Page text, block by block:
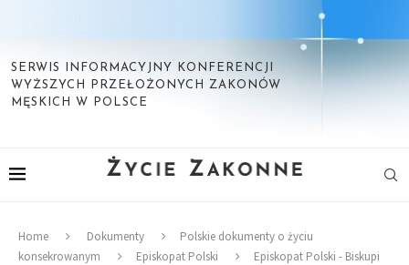
SERWIS INFORMACYJNY KONFERENCJI
WYŻSZYCH PRZEŁOŻONYCH ZAKONÓW
MĘSKICH W POLSCE
Home Dokumenty
Polskie dokumenty o życiu
konsekrowanym
Episkopat Polski
Episkopat Polski - Biskupi